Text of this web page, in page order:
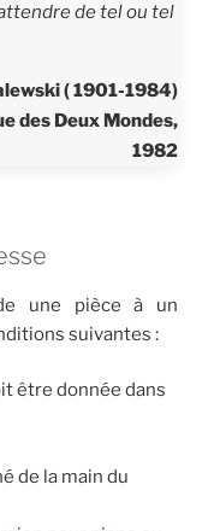
de tel ou tel
( 1901-1984)
des Deux Mondes,
1982
une pièce à un
suivantes :
être donnée dans
de la main du